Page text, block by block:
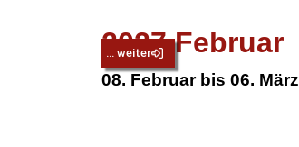
2027 Februar
... weiter
08. Februar bis 06. März